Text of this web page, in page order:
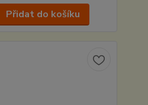
Přidat do košíku